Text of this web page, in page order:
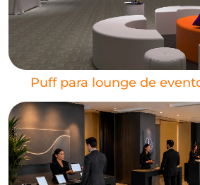
Puff para lounge de